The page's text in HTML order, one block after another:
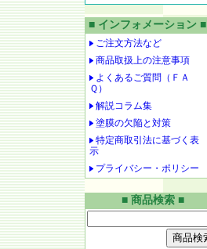
■ インフォメーション ■
ご注文方法など
商品取扱上の注意事項
よくあるご質問（ＦＡ
Ｑ）
解説コラム集
塗膜の欠陥と対策
特定商取引法に基づく表
示
プライバシー・ポリシー
■ 商品検索 ■